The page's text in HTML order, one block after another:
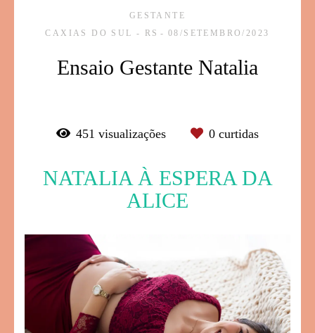
GESTANTE
CAXIAS DO SUL - RS
08/SETEMBRO/2023
Ensaio Gestante Natalia
451 visualizações 0 curtidas
NATALIA À ESPERA DA
ALICE